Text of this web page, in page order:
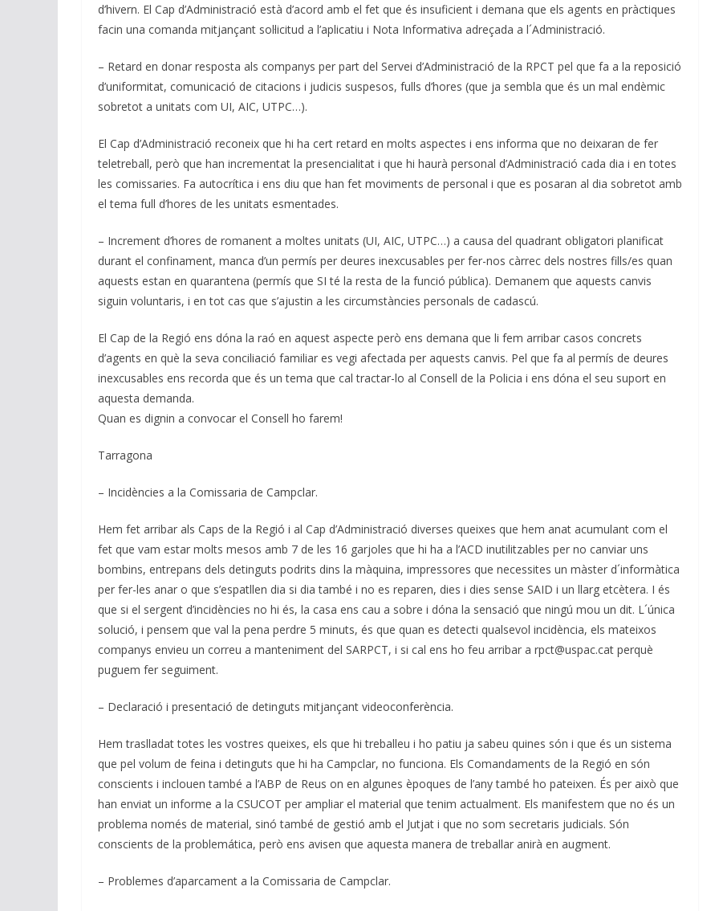
d’hivern. El Cap d’Administració està d’acord amb el fet que és insuficient i demana que els agents en pràctiques
facin una comanda mitjançant sol·licitud a l’aplicatiu i Nota Informativa adreçada a l´Administració.
– Retard en donar resposta als companys per part del Servei d’Administració de la RPCT pel que fa a la reposició
d’uniformitat, comunicació de citacions i judicis suspesos, fulls d’hores (que ja sembla que és un mal endèmic
sobretot a unitats com UI, AIC, UTPC…).
El Cap d’Administració reconeix que hi ha cert retard en molts aspectes i ens informa que no deixaran de fer
teletreball, però que han incrementat la presencialitat i que hi haurà personal d’Administració cada dia i en totes
les comissaries. Fa autocrítica i ens diu que han fet moviments de personal i que es posaran al dia sobretot amb
el tema full d’hores de les unitats esmentades.
– Increment d’hores de romanent a moltes unitats (UI, AIC, UTPC…) a causa del quadrant obligatori planificat
durant el confinament, manca d’un permís per deures inexcusables per fer-nos càrrec dels nostres fills/es quan
aquests estan en quarantena (permís que SI té la resta de la funció pública). Demanem que aquests canvis
siguin voluntaris, i en tot cas que s’ajustin a les circumstàncies personals de cadascú.
El Cap de la Regió ens dóna la raó en aquest aspecte però ens demana que li fem arribar casos concrets
d’agents en què la seva conciliació familiar es vegi afectada per aquests canvis. Pel que fa al permís de deures
inexcusables ens recorda que és un tema que cal tractar-lo al Consell de la Policia i ens dóna el seu suport en
aquesta demanda.
Quan es dignin a convocar el Consell ho farem!
Tarragona
– Incidències a la Comissaria de Campclar.
Hem fet arribar als Caps de la Regió i al Cap d’Administració diverses queixes que hem anat acumulant com el
fet que vam estar molts mesos amb 7 de les 16 garjoles que hi ha a l’ACD inutilitzables per no canviar uns
bombins, entrepans dels detinguts podrits dins la màquina, impressores que necessites un màster d´informàtica
per fer-les anar o que s’espatllen dia si dia també i no es reparen, dies i dies sense SAID i un llarg etcètera. I és
que si el sergent d’incidències no hi és, la casa ens cau a sobre i dóna la sensació que ningú mou un dit. L´única
solució, i pensem que val la pena perdre 5 minuts, és que quan es detecti qualsevol incidència, els mateixos
companys envieu un correu a manteniment del SARPCT, i si cal ens ho feu arribar a rpct@uspac.cat perquè
puguem fer seguiment.
– Declaració i presentació de detinguts mitjançant videoconferència.
Hem traslladat totes les vostres queixes, els que hi treballeu i ho patiu ja sabeu quines són i que és un sistema
que pel volum de feina i detinguts que hi ha Campclar, no funciona. Els Comandaments de la Regió en són
conscients i inclouen també a l’ABP de Reus on en algunes èpoques de l’any també ho pateixen. És per això que
han enviat un informe a la CSUCOT per ampliar el material que tenim actualment. Els manifestem que no és un
problema només de material, sinó també de gestió amb el Jutjat i que no som secretaris judicials. Són
conscients de la problemática, però ens avisen que aquesta manera de treballar anirà en augment.
– Problemes d’aparcament a la Comissaria de Campclar.